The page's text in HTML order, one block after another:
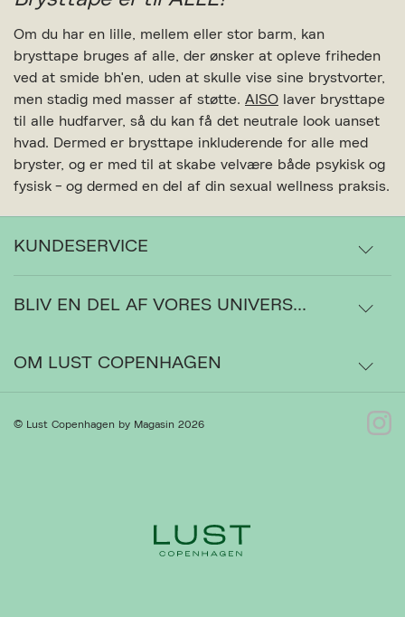
Om du har en lille, mellem eller stor barm, kan
brysttape bruges af alle, der ønsker at opleve friheden
ved at smide bh'en, uden at skulle vise sine brystvorter,
men stadig med masser af støtte. AISO laver brysttape
til alle hudfarver, så du kan få det neutrale look uanset
hvad. Dermed er brysttape inkluderende for alle med
bryster, og er med til at skabe velvære både psykisk og
fysisk - og dermed en del af din sexual wellness praksis.
KUNDESERVICE
Levering
Ordrestatus
Gå til Kundeservice
BLIV EN DEL AF VORES UNIVERS...
OM LUST COPENHAGEN
Om os
© Lust Copenhagen by Magasin 2026